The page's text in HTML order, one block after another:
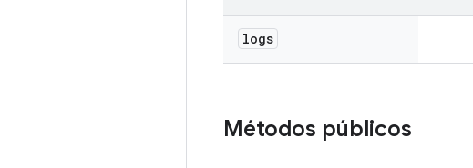
logs
Métodos públicos